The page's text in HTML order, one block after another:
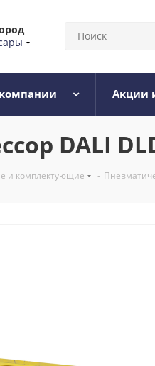
Акции
DALI
и комплектующие -